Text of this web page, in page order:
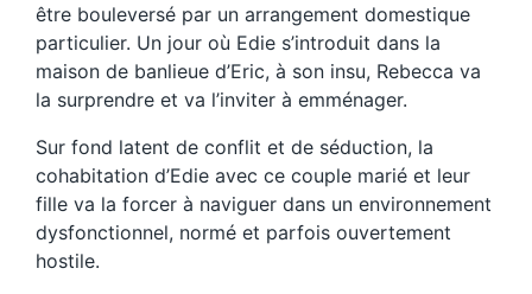
être bouleversé par un arrangement domestique
particulier. Un jour où Edie s’introduit dans la
maison de banlieue d’Eric, à son insu, Rebecca va
la surprendre et va l’inviter à emménager.
Sur fond latent de conflit et de séduction, la
cohabitation d’Edie avec ce couple marié et leur
fille va la forcer à naviguer dans un environnement
dysfonctionnel, normé et parfois ouvertement
hostile.